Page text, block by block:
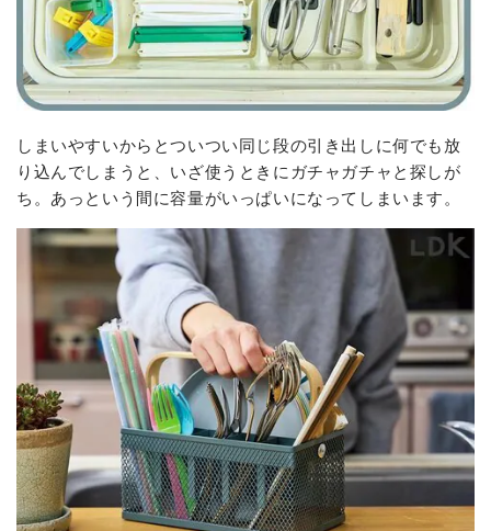
しまいやすいからとついつい同じ段の引き出しに何でも放
り込んでしまうと、いざ使うときにガチャガチャと探しが
ち。あっという間に容量がいっぱいになってしまいます。